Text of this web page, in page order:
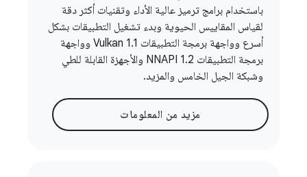
باستخدام برامج ترميز عالية الأداء وتقنيات أكثر دقة
لقياس المقاييس الحيوية وبدء تشغيل التطبيقات بشكل
أسرع وواجهة برمجة التطبيقات Vulkan 1.1 وواجهة
برمجة التطبيقات NNAPI 1.2 والأجهزة القابلة للطي
وشبكة الجيل الخامس والمزيد.
مزيد من المعلومات